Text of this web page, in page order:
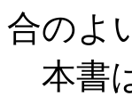
合のよ
本書